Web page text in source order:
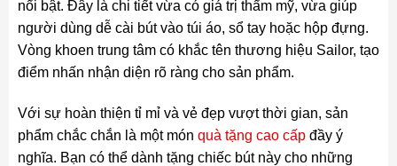
nổi bật. Đây là chi tiết vừa có giá trị thẩm mỹ, vừa giúp
người dùng dễ cài bút vào túi áo, sổ tay hoặc hộp đựng.
Vòng khoen trung tâm có khắc tên thương hiệu Sailor, tạo
điểm nhấn nhận diện rõ ràng cho sản phẩm.
Với sự hoàn thiện tỉ mỉ và vẻ đẹp vượt thời gian, sản
phẩm chắc chắn là một món quà tặng cao cấpđầy ý
nghĩa. Bạn có thể dành tặng chiếc bút này cho những